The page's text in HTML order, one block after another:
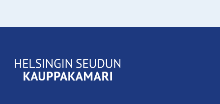
KauppakamariHelsingin
seudun